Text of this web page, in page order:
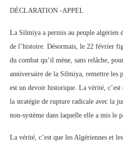
DÉCLARATION -APPEL
La Silmiya a permis au peuple algérien
de l’histoire. Désormais, le 22 février
du combat qu’il mène, sans relâche,
anniversaire de la Silmiya, remettre les
est un devoir historique. La vérité, c’est
la stratégie de rupture radicale avec la
non-système dans laquelle elle a mis le
La vérité, c’est que les Algériennes et